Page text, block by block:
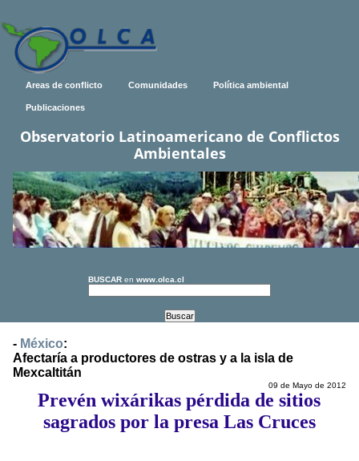
Areas de conflicto Comunidades Política ambiental
Publicaciones
Observatorio Latinoamericano de Conflictos
Ambientales
BUSCAR en www.olca.cl
- México:
Afectaría a productores de ostras y a la isla de
Mexcaltitán
09 de Mayo de 2012
Prevén wixárikas pérdida de sitios
sagrados por la presa Las Cruces